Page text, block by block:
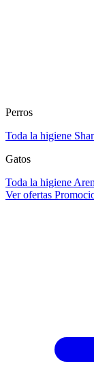
Perros
Toda la higiene
Gatos
Toda la higiene
Ver ofertas